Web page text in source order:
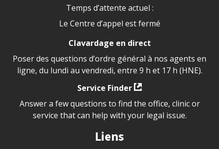
Temps d’attente actuel :
Le Centre d’appel est fermé
Clavardage en direct
Poser des questions d’ordre général à nos agents en
ligne, du lundi au vendredi, entre 9 h et 17 h (HNE).
Service Finder
Answer a few questions to find the office, clinic or
service that can help with your legal issue.
Liens